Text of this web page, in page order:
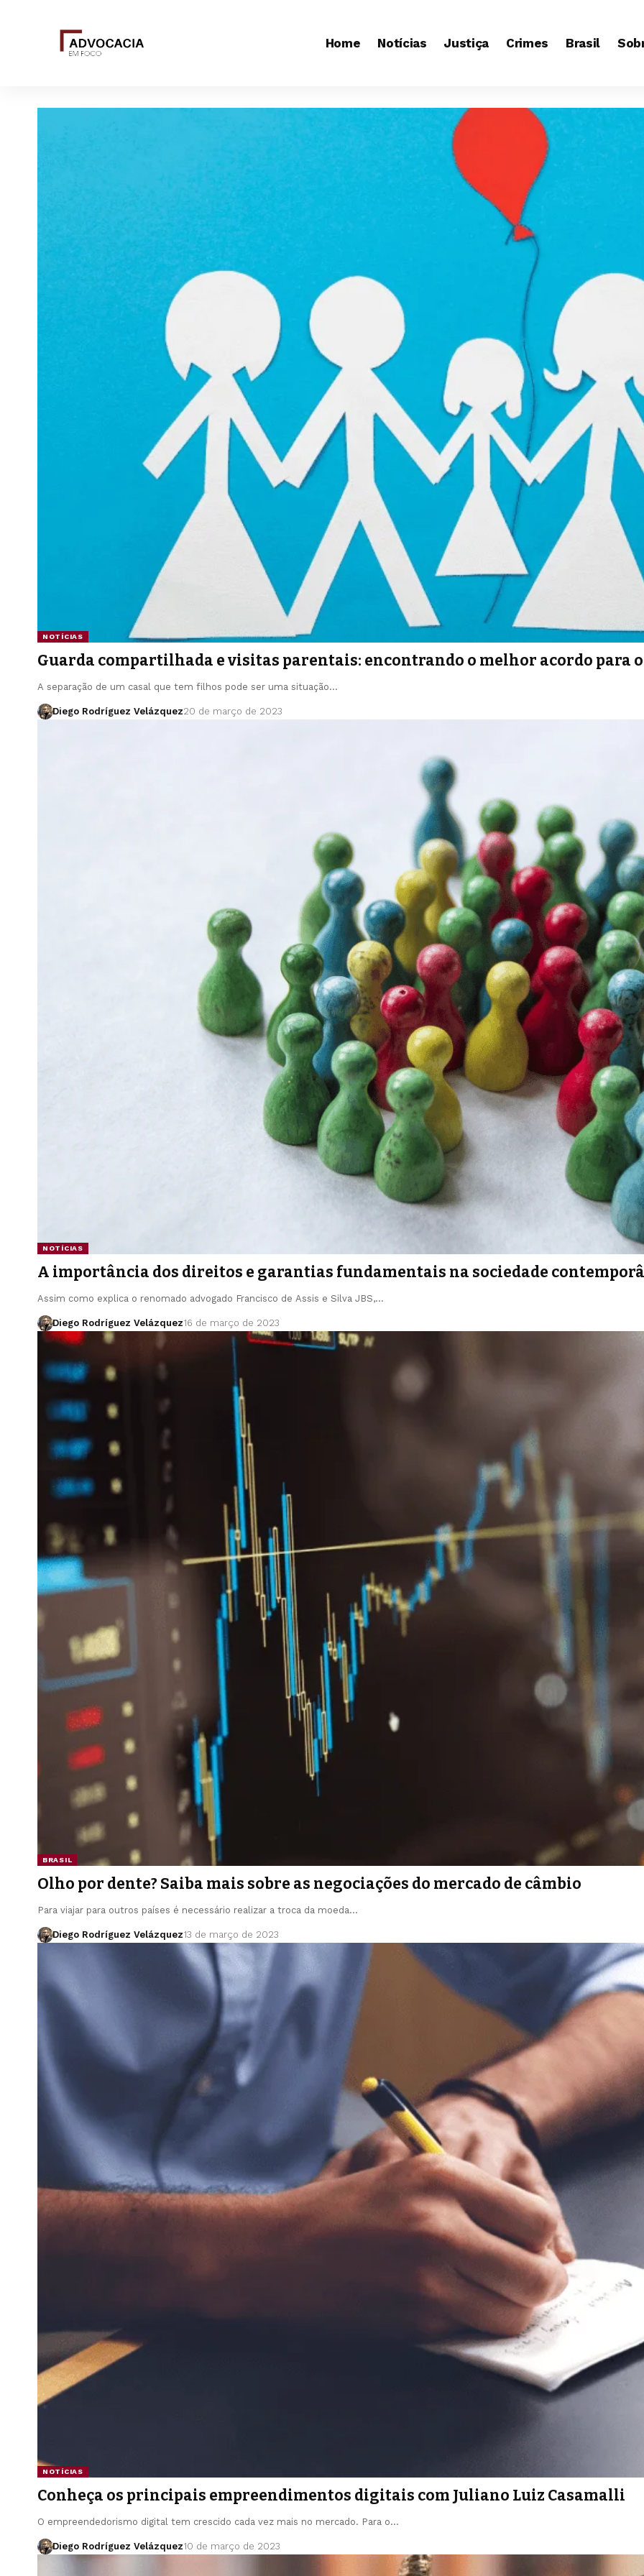
Home Notícias Justiça Crimes Brasil
NOTÍCIAS
Guarda compartilhada e visitas parentais: encontrando o melhor acordo para
A separação de um casal que tem filhos pode ser uma situação…
Diego Rodríguez Velázquez20 de março de 2023
NOTÍCIAS
A importância dos direitos e garantias fundamentais na sociedade
Assim como explica o renomado advogado Francisco de Assis e Silva JBS,…
Diego Rodríguez Velázquez16 de março de 2023
BRASIL
Olho por dente? Saiba mais sobre as negociações do mercado de câmbio
Para viajar para outros países é necessário realizar a troca da moeda…
Diego Rodríguez Velázquez13 de março de 2023
NOTÍCIAS
Conheça os principais empreendimentos digitais com Juliano Luiz Casamalli
O empreendedorismo digital tem crescido cada vez mais no mercado. Para o…
Diego Rodríguez Velázquez10 de março de 2023